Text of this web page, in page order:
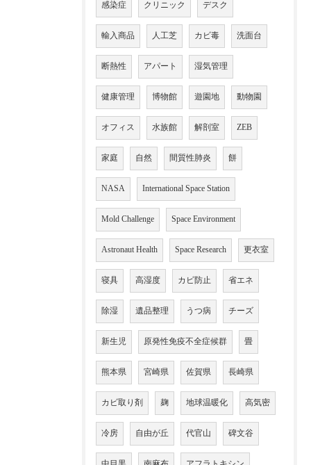
感染症 クリニック デスク
輸入商品 人工芝 カビ毒 洗面台
断熱性 アパート 湿気管理
健康管理 博物館 遊園地 動物園
オフィス 水族館 解剖室 ZEB
家庭 自然 間質性肺炎 餅
NASA International Space Station
Mold Challenge Space Environment
Astronaut Health Space Research 更衣室
寝具 高湿度 カビ防止 省エネ
除湿 遺品整理 うつ病 チーズ
新生児 原発性免疫不全症候群 畳
熊本県 宮崎県 佐賀県 長崎県
カビ取り剤 麹 地球温暖化 高気密
冷房 自由が丘 代官山 碑文谷